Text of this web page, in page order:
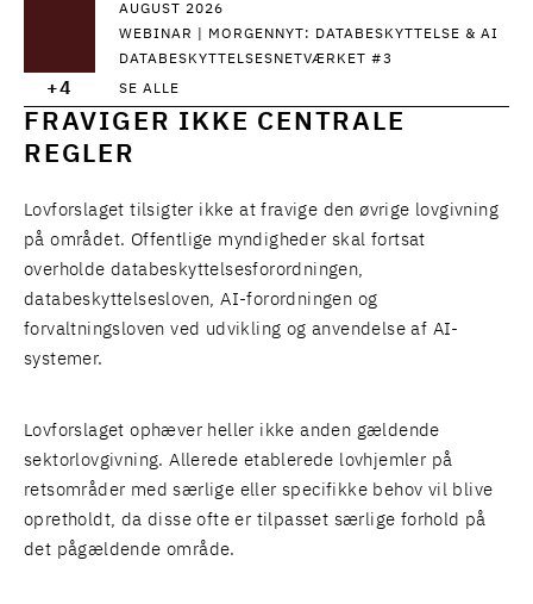
AUGUST 2026
WEBINAR | MORGENNYT: DATABESKYTTELSE & AI
DATABESKYTTELSESNETVÆRKET #3
+4 SE ALLE
FRAVIGER IKKE CENTRALE
REGLER
Lovforslaget tilsigter ikke at fravige den øvrige lovgivning
på området. Offentlige myndigheder skal fortsat
overholde databeskyttelsesforordningen,
databeskyttelsesloven, AI-forordningen og
forvaltningsloven ved udvikling og anvendelse af AI-
systemer.
Lovforslaget ophæver heller ikke anden gældende
sektorlovgivning. Allerede etablerede lovhjemler på
retsområder med særlige eller specifikke behov vil blive
opretholdt, da disse ofte er tilpasset særlige forhold på
det pågældende område.